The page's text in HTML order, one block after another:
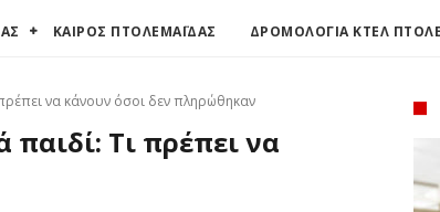
ΚΑΙΡΟΣ ΠΤΟΛΕΜΑΪΔΑΣ ΔΡΟΜΟΛΟΓΙΑ ΚΤΕΛ
να κάνουν όσοι δεν πληρώθηκαν
Τι πρέπει να